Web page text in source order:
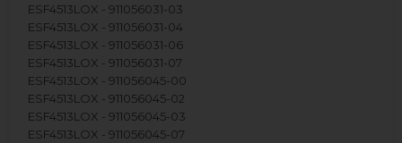
ESF4513LOX - 911056031-03
ESF4513LOX - 911056031-04
ESF4513LOX - 911056031-06
ESF4513LOX - 911056031-07
ESF4513LOX - 911056045-00
ESF4513LOX - 911056045-02
ESF4513LOX - 911056045-03
ESF4513LOX - 911056045-07